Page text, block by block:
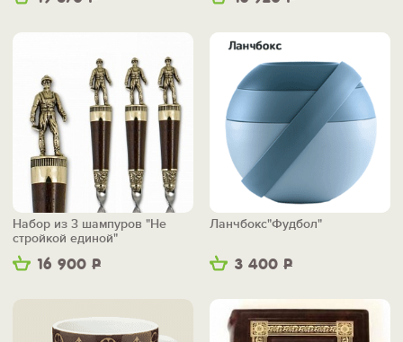
16 900 Р
Набор из 3 шампуров "Не
стройкой единой"
3 400 Р
Ланчбокс"Фудбол"